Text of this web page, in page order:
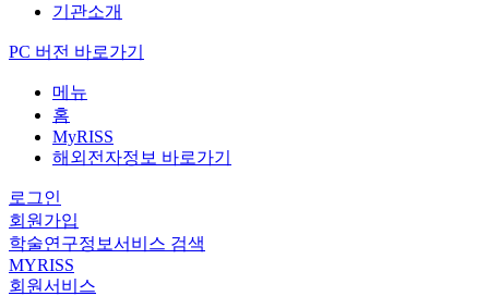
기관소개
PC 버전 바로가기
메뉴
홈
MyRISS
해외전자정보 바로가기
로그인
회원가입
학술연구정보서비스 검색
MYRISS
회원서비스